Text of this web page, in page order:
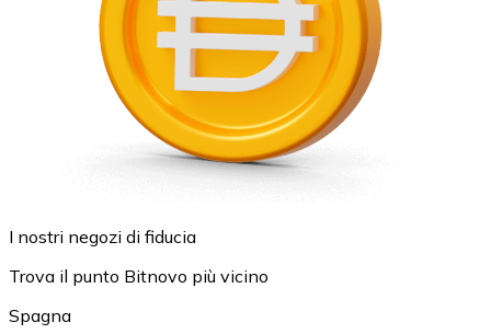
I nostri negozi di fiducia
Trova il punto Bitnovo più vicino
Spagna